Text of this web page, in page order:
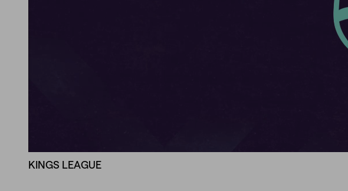
KINGS LEAGUE